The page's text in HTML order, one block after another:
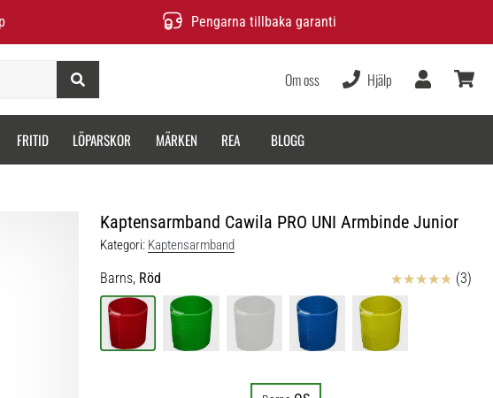
Pengarna tillbaka garanti
Om oss Hjälp
FRITID LÖPARSKOR MÄRKEN REA BLOGG
Kaptensarmband Cawila PRO UNI Armbinde Junior
Kategori: Kaptensarmband
Barns, Röd Recensioner (3)